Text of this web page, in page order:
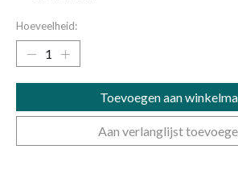
Hoeveelheid:
Toevoegen aan
Aan verlanglijst